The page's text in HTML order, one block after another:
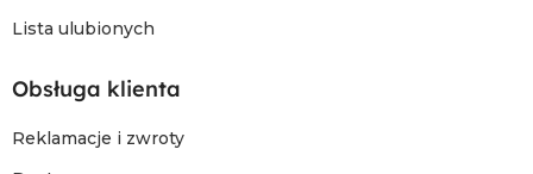
Lista ulubionych
Obsługa klienta
Reklamacje i zwroty